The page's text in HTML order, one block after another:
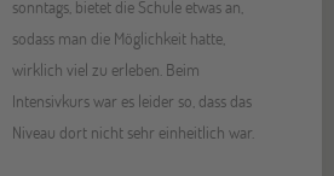
sonntags, bietet die Schule etwas an,
sodass man die Möglichkeit hatte,
wirklich viel zu erleben. Beim
Intensivkurs war es leider so, dass das
Niveau dort nicht sehr einheitlich war.